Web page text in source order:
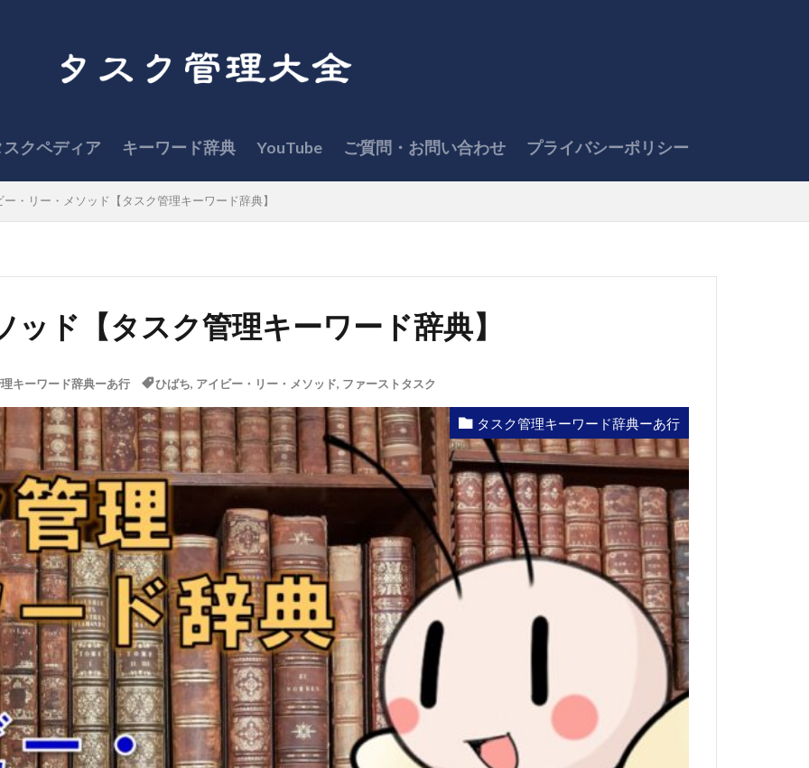
クペディア キーワード辞典 YouTube ご質問・お問い合わせ プライバシーポリシー
ー・リー・メソッド【タスク管理キーワード辞典】
ド【タスク管理キーワード辞典】
キーワード辞典ーあ行 ひばち, アイビー・リー・メソッド, ファーストタスク
タスク管理キーワード辞典ーあ行